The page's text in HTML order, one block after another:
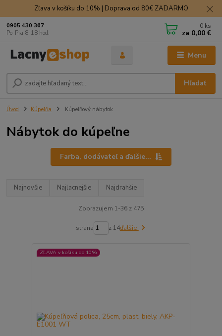
Zľava v košíku do 10% | Doprava od 80€ ZADARMO
Menu
Hľadať
0905 430 367
Po-Pia 8-18 hod.
0 ks
za 0,00 €
Úvod Kúpeľňa Kúpeľňový nábytok
Nábytok do kúpeľne
Farba, dodávateľ a ďalšie...
Najnovšie Najlacnejšie Najdrahšie
Zobrazujem 1-36 z 475
strana z 14ďalšie
ZĽAVA v košíku do 10%